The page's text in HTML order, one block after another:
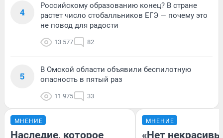
4
Российскому образованию конец? В стране
растет число стобалльников ЕГЭ — почему это
не повод для радости
13 577 82
5
В Омской области объявили беспилотную
опасность в пятый раз
11 975 33
МНЕНИЕ
Наследие, которое
МНЕНИЕ
«Нет